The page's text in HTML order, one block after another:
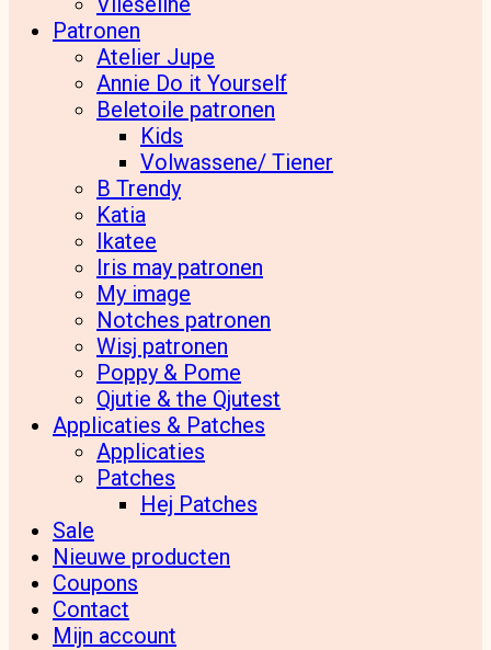
Patronen
Atelier Jupe
Annie Do it Yourself
Beletoile patronen
Kids
Volwassene/ Tiener
B Trendy
Katia
Ikatee
Iris may patronen
My image
Notches patronen
Wisj patronen
Poppy & Pome
Qjutie & the Qjutest
Applicaties & Patches
Applicaties
Patches
Hej Patches
Sale
Nieuwe producten
Coupons
Contact
Mijn account